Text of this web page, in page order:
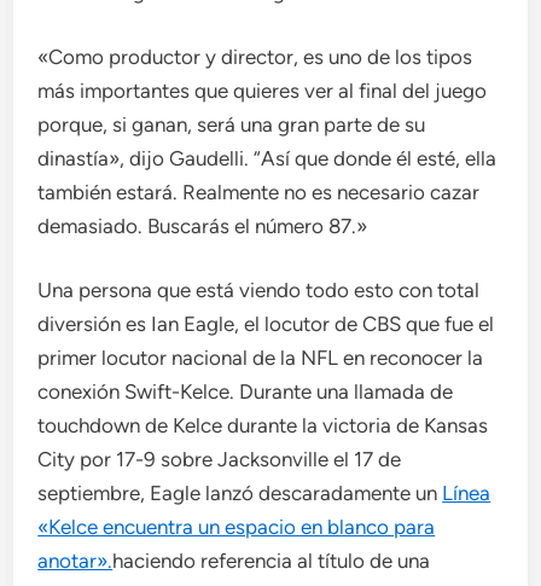
«Como productor y director, es uno de los tipos
más importantes que quieres ver al final del juego
porque, si ganan, será una gran parte de su
dinastía», dijo Gaudelli. “Así que donde él esté, ella
también estará. Realmente no es necesario cazar
demasiado. Buscarás el número 87.»
Una persona que está viendo todo esto con total
diversión es Ian Eagle, el locutor de CBS que fue el
primer locutor nacional de la NFL en reconocer la
conexión Swift-Kelce. Durante una llamada de
touchdown de Kelce durante la victoria de Kansas
City por 17-9 sobre Jacksonville el 17 de
septiembre, Eagle lanzó descaradamente un Línea
«Kelce encuentra un espacio en blanco para
anotar».haciendo referencia al título de una